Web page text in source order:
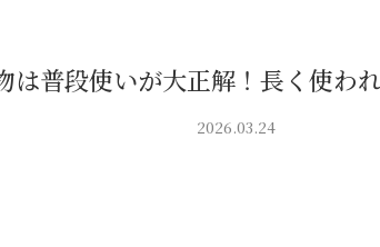
は普段使いが大正解！長く使わ
2026.03.24